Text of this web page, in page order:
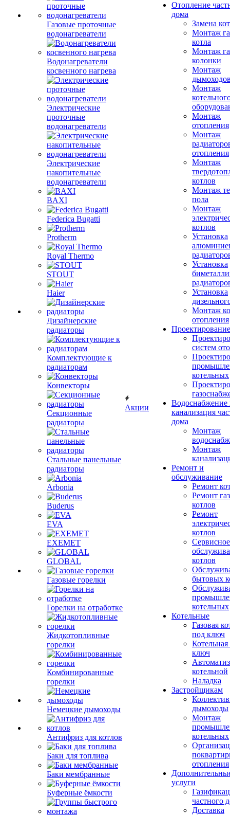
Газовые проточные
водонагреватели
Водонагреватели
косвенного нагрева
Электрические
проточные
водонагреватели
Электрические
накопительные
водонагреватели
BAXI
Federica Bugatti
Protherm
Royal Thermo
STOUT
Haier
Дизайнерские
радиаторы
Комплектующие к
радиаторам
Конвекторы
Секционные
радиаторы
Стальные панельные
радиаторы
Arbonia
Buderus
EVA
EXEMET
GLOBAL
Газовые горелки
Горелки на отработке
Жидкотопливные
горелки
Комбинированные
горелки
Немецкие дымоходы
Антифриз для котлов
Баки для топлива
Баки мембранные
Буферные ёмкости
Акции
Отопление
дома
Замена
Монтаж
котла
Монтаж
колонки
Монтаж
Монтаж
Монтаж
отопления
Монтаж
отопления
Монтаж
котлов
Монтаж
пола
Монтаж
котлов
Установка
Установка
Установка
Монтаж
отопления
Проектирование
систем
котельных
Водоснабжение
канализация
дома
Монтаж
Монтаж
Ремонт и
обслуживание
Ремонт
Ремонт
котлов
Ремонт
котлов
Сервисное
котлов
бытовых
котельных
Котельные
Газовая
под ключ
ключ
котельной
Наладка
Застройщикам
дымоходы
Монтаж
котельных
отопления
услуги
частного
Доставка